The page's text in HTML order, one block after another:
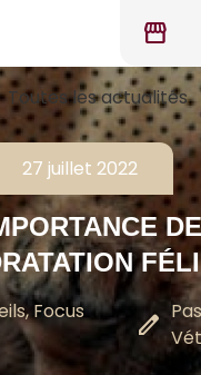
storefront
Toutes les actualités
27 juillet 2022
Focus
edit